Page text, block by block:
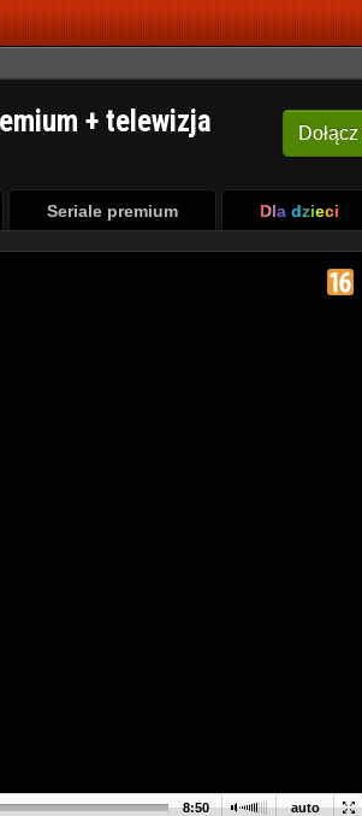
Dołącz
+ telewizja
Seriale premium Dla dzieci
auto
8:50